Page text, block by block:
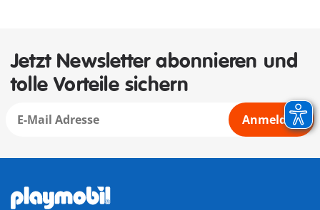
Jetzt Newsletter abonnieren und
tolle Vorteile sichern
Anmelden